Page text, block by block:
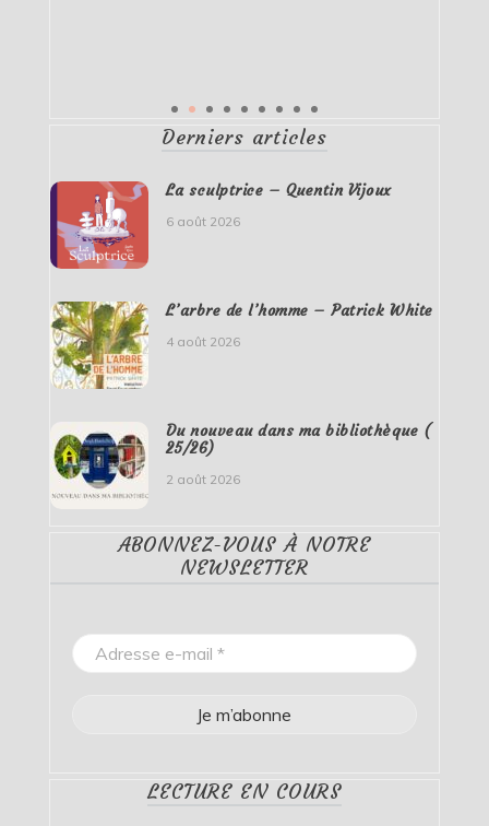
Derniers articles
La sculptrice – Quentin Vijoux
6 août 2026
L’arbre de l’homme – Patrick White
4 août 2026
Du nouveau dans ma bibliothèque (
25/26)
2 août 2026
ABONNEZ-VOUS À NOTRE
NEWSLETTER
LECTURE EN COURS